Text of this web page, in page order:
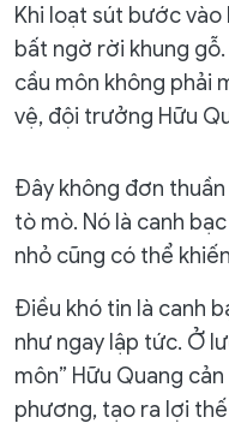
Khi loạt sút bước
bất ngờ rời khung
cầu môn không phải
vệ, đội trưởng Hữu
Đây không đơn
tò mò. Nó là canh
nhỏ cũng có thể
Điều khó tin là canh
như ngay lập tức. Ở
môn” Hữu Quang
phương, tạo ra lợi